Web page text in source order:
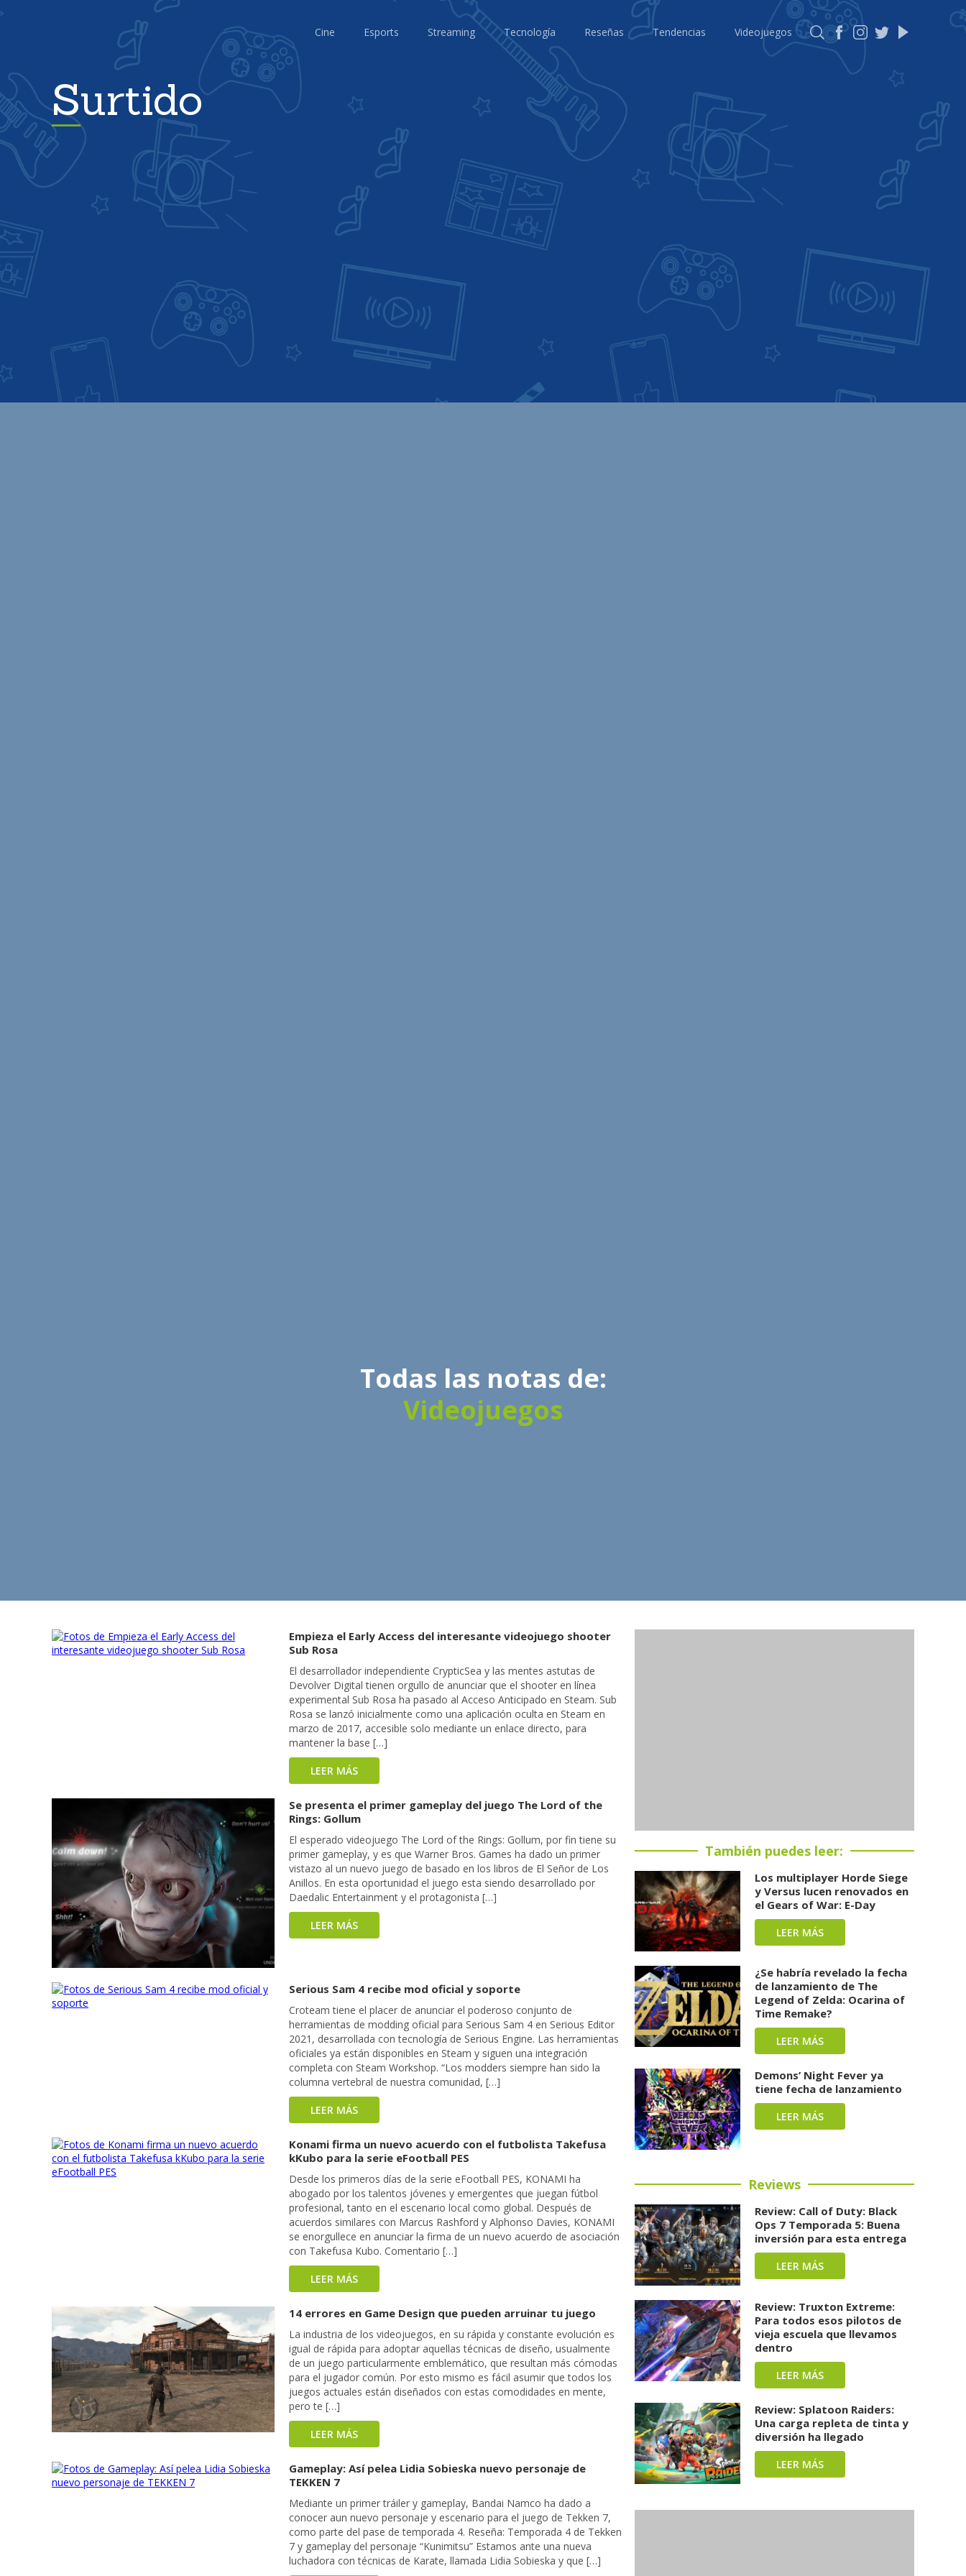
Cine Esports Streaming Tecnología Reseñas Tendencias Videojuegos
Surtido
Todas las notas de:
Videojuegos
Empieza el Early Access del interesante videojuego shooter
Sub Rosa
El desarrollador independiente CrypticSea y las mentes astutas de
Devolver Digital tienen orgullo de anunciar que el shooter en línea
experimental Sub Rosa ha pasado al Acceso Anticipado en Steam. Sub
Rosa se lanzó inicialmente como una aplicación oculta en Steam en
marzo de 2017, accesible solo mediante un enlace directo, para
mantener la base […]
LEER MÁS
Se presenta el primer gameplay del juego The Lord of the
Rings: Gollum
El esperado videojuego The Lord of the Rings: Gollum, por fin tiene su
primer gameplay, y es que Warner Bros. Games ha dado un primer
vistazo al un nuevo juego de basado en los libros de El Señor de Los
Anillos. En esta oportunidad el juego esta siendo desarrollado por
Daedalic Entertainment y el protagonista […]
LEER MÁS
Serious Sam 4 recibe mod oficial y soporte
Croteam tiene el placer de anunciar el poderoso conjunto de
herramientas de modding oficial para Serious Sam 4 en Serious Editor
2021, desarrollada con tecnología de Serious Engine. Las herramientas
oficiales ya están disponibles en Steam y siguen una integración
completa con Steam Workshop. “Los modders siempre han sido la
columna vertebral de nuestra comunidad, […]
LEER MÁS
Konami firma un nuevo acuerdo con el futbolista Takefusa
kKubo para la serie eFootball PES
Desde los primeros días de la serie eFootball PES, KONAMI ha
abogado por los talentos jóvenes y emergentes que juegan fútbol
profesional, tanto en el escenario local como global. Después de
acuerdos similares con Marcus Rashford y Alphonso Davies, KONAMI
se enorgullece en anunciar la firma de un nuevo acuerdo de asociación
con Takefusa Kubo. Comentario […]
LEER MÁS
14 errores en Game Design que pueden arruinar tu juego
La industria de los videojuegos, en su rápida y constante evolución es
igual de rápida para adoptar aquellas técnicas de diseño, usualmente
de un juego particularmente emblemático, que resultan más cómodas
para el jugador común. Por esto mismo es fácil asumir que todos los
juegos actuales están diseñados con estas comodidades en mente,
pero te […]
LEER MÁS
Gameplay: Así pelea Lidia Sobieska nuevo personaje de
TEKKEN 7
Mediante un primer tráiler y gameplay, Bandai Namco ha dado a
conocer aun nuevo personaje y escenario para el juego de Tekken 7,
como parte del pase de temporada 4. Reseña: Temporada 4 de Tekken
7 y gameplay del personaje “Kunimitsu” Estamos ante una nueva
luchadora con técnicas de Karate, llamada Lidia Sobieska y que […]
También puedes leer:
Los multiplayer Horde Siege
y Versus lucen renovados en
el Gears of War: E-Day
LEER MÁS
¿Se habría revelado la fecha
de lanzamiento de The
Legend of Zelda: Ocarina of
Time Remake?
LEER MÁS
Demons’ Night Fever ya
tiene fecha de lanzamiento
LEER MÁS
Reviews
Review: Call of Duty: Black
Ops 7 Temporada 5: Buena
inversión para esta entrega
LEER MÁS
Review: Truxton Extreme:
Para todos esos pilotos de
vieja escuela que llevamos
dentro
LEER MÁS
Review: Splatoon Raiders:
Una carga repleta de tinta y
diversión ha llegado
LEER MÁS